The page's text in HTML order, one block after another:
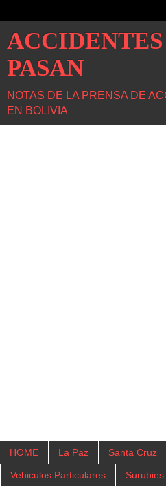
PASAN
NOTAS DE LA PRENSA DE
EN BOLIVIA
HOME La Paz Santa Cruz
Vehiculos Particulares Surubies